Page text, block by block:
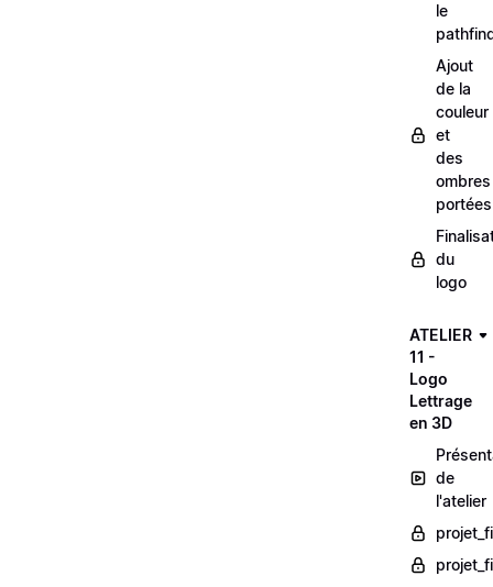
le
Ajout
de la
couleur
et
des
ombres
portées
du
logo
ATELIER
11 -
Logo
Lettrage
en 3D
de
l'atelier